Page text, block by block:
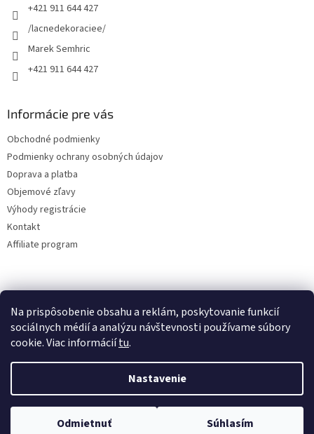
Na prispôsobenie obsahu a reklám, poskytovanie funkcií
sociálnych médií a analýzu návštevnosti používame súbory
cookie. Viac informáciítu.
Nastavenie
Odmietnuť Súhlasím
+421 911 644 427
/lacnedekoraciee/
Marek Semhric
+421 911 644 427
Informácie pre vás
Obchodné podmienky
Podmienky ochrany osobných údajov
Doprava a platba
Objemové zľavy
Výhody registrácie
Kontakt
Affiliate program
Copyright 2026lacne-dekoracie.sk. Všetky práva vyhradené.
Upraviť nastavenie cookies